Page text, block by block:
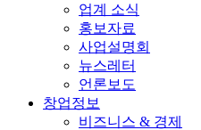
업계 소식
홍보자료
사업설명회
뉴스레터
언론보도
창업정보
비즈니스 & 경제